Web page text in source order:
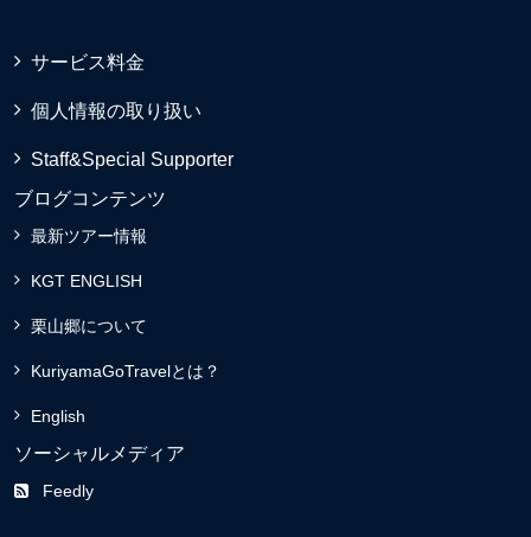
サービス料金
個人情報の取り扱い
Staff&Special Supporter
ブログコンテンツ
最新ツアー情報
KGT ENGLISH
栗山郷について
KuriyamaGoTravelとは？
English
ソーシャルメディア
Feedly